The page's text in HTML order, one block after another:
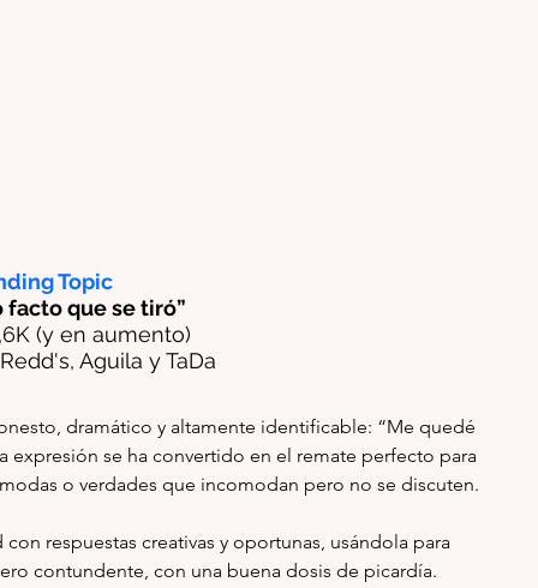
Topic
facto que se tiró”
(y en aumento)
Aguila y TaDa
dramático y altamente identificable: “Me quedé
se ha convertido en el remate perfecto para
o verdades que incomodan pero no se discuten.
respuestas creativas y oportunas, usándola para
contundente, con una buena dosis de picardía.